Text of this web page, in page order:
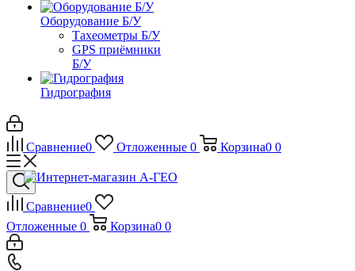
Оборудование Б/У
Тахеометры Б/У
GPS приёмники
Б/У
Гидрография
Сравнение0 Отложенные 0 Корзина0 0
Сравнение0
Отложенные 0 Корзина0 0